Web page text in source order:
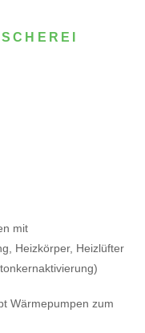
mit
Heizkörper, Heizlüfter
Wärmepumpen zum